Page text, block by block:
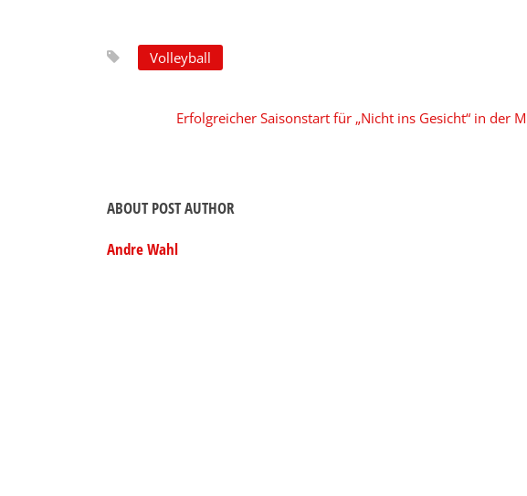
Volleyball
Erfolgreicher Saisonstart für „Nicht ins Gesicht“ in der
ABOUT POST AUTHOR
Andre Wahl